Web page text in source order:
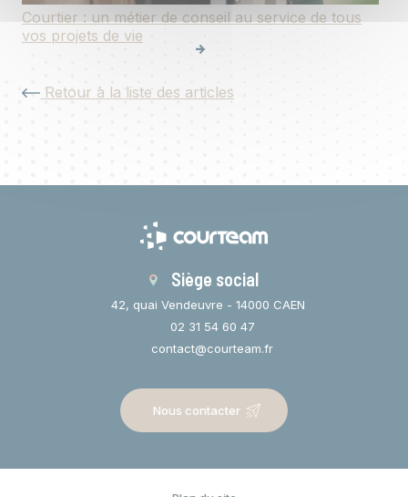
Courtier : un métier de conseil au service de tous
vos projets de vie
Retour à la liste des articles
Siège social
42, quai Vendeuvre - 14000 CAEN
02 31 54 60 47
contact@courteam.fr
Nous contacter